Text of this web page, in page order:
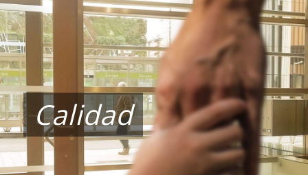
Calidad